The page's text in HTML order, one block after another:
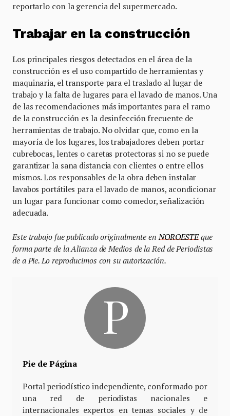
reportarlo con la gerencia del supermercado.
Trabajar en la construcción
Los principales riesgos detectados en el área de la
construcción es el uso compartido de herramientas y
maquinaria, el transporte para el traslado al lugar de
trabajo y la falta de lugares para el lavado de manos. Una
de las recomendaciones más importantes para el ramo
de la construcción es la desinfección frecuente de
herramientas de trabajo. No olvidar que, como en la
mayoría de los lugares, los trabajadores deben portar
cubrebocas, lentes o caretas protectoras si no se puede
garantizar la sana distancia con clientes o entre ellos
mismos. Los responsables de la obra deben instalar
lavabos portátiles para el lavado de manos, acondicionar
un lugar para funcionar como comedor, señalización
adecuada.
Este trabajo fue publicado originalmente enNOROESTEque
forma parte de la Alianza de Medios de la Red de Periodistas
de a Pie. Lo reproducimos con su autorización.
Pie de Página
Portal periodístico independiente, conformado por
una red de periodistas nacionales e
internacionales expertos en temas sociales y de